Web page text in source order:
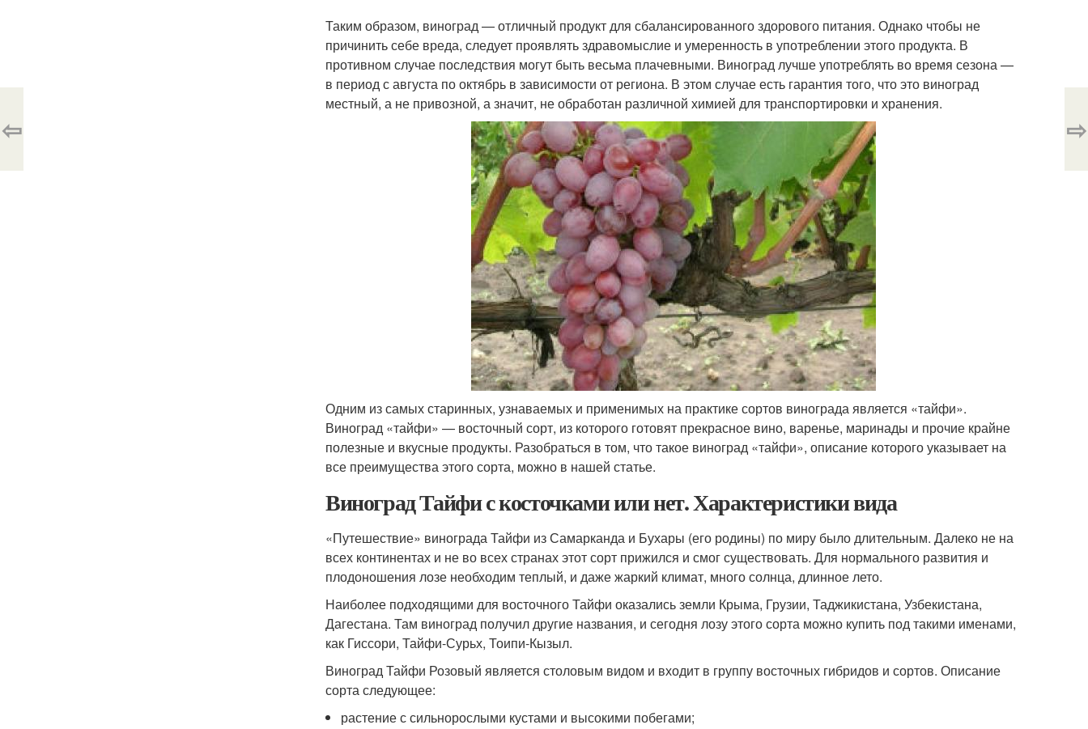
Таким образом, виноград — отличный продукт для сбалансированного здорового питания. Однако чтобы не
причинить себе вреда, следует проявлять здравомыслие и умеренность в употреблении этого продукта. В
противном случае последствия могут быть весьма плачевными. Виноград лучше употреблять во время сезона —
в период с августа по октябрь в зависимости от региона. В этом случае есть гарантия того, что это виноград
местный, а не привозной, а значит, не обработан различной химией для транспортировки и хранения.
Одним из самых старинных, узнаваемых и применимых на практике сортов винограда является «тайфи».
Виноград «тайфи» — восточный сорт, из которого готовят прекрасное вино, варенье, маринады и прочие крайне
полезные и вкусные продукты. Разобраться в том, что такое виноград «тайфи», описание которого указывает на
все преимущества этого сорта, можно в нашей статье.
Виноград Тайфи с косточками или нет. Характеристики вида
«Путешествие» винограда Тайфи из Самарканда и Бухары (его родины) по миру было длительным. Далеко не на
всех континентах и не во всех странах этот сорт прижился и смог существовать. Для нормального развития и
плодоношения лозе необходим теплый, и даже жаркий климат, много солнца, длинное лето.
Наиболее подходящими для восточного Тайфи оказались земли Крыма, Грузии, Таджикистана, Узбекистана,
Дагестана. Там виноград получил другие названия, и сегодня лозу этого сорта можно купить под такими именами,
как Гиссори, Тайфи-Сурьх, Тоипи-Кызыл.
Виноград Тайфи Розовый является столовым видом и входит в группу восточных гибридов и сортов. Описание
сорта следующее:
растение с сильнорослыми кустами и высокими побегами;
⇦ ⇨